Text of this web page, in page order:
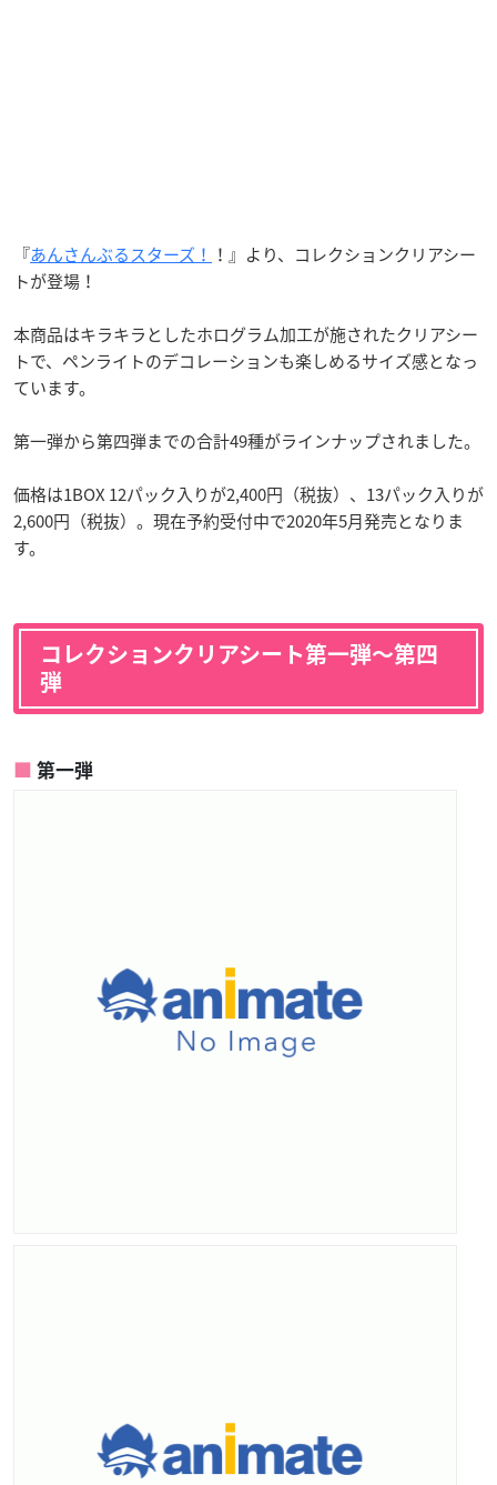
『あんさんぶるスターズ！ ！』より、コレクションクリアシー
トが登場！
本商品はキラキラとしたホログラム加工が施されたクリアシー
トで、ペンライトのデコレーションも楽しめるサイズ感となっ
ています。
第一弾から第四弾までの合計49種がラインナップされました。
価格は1BOX 12パック入りが2,400円（税抜）、13パック入りが
2,600円（税抜）。現在予約受付中で2020年5月発売となりま
す。
コレクションクリアシート第一弾〜第四
弾
第一弾